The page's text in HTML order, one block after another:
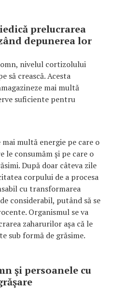
prelucrarea
depunerea lor
nivelul cortizolului
să crească. Acesta
mai multă
suficiente pentru
multă energie pe care o
le consumăm și pe care o
După doar câteva zile
corpului de a procesa
cu transformarea
considerabil, putând să se
Organismul se va
zaharurilor așa că le
sub formă de grăsime.
şi persoanele cu